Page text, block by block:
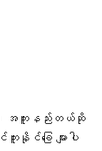
။ အကူးနည်းတယ်ဆို
င်ခြေ များပါ